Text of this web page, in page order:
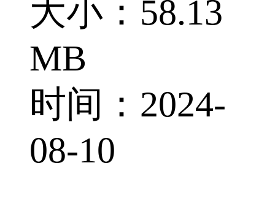
大小：58.13
MB
时间：2024-
08-10